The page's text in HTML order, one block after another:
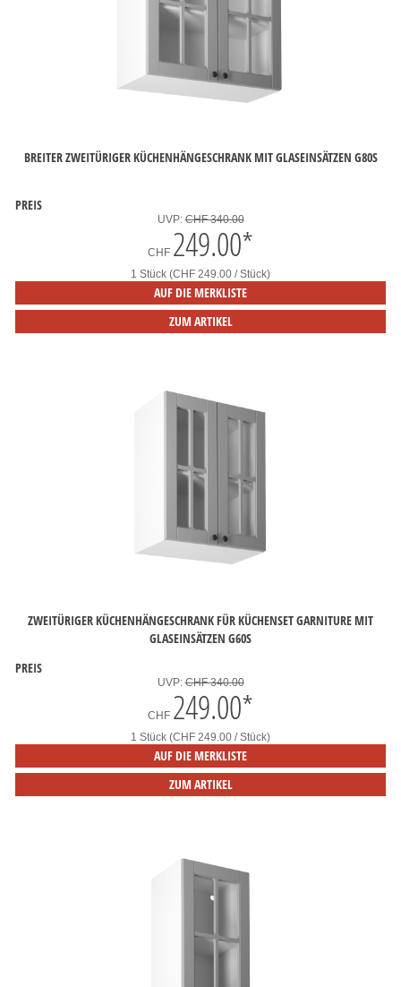
BREITER ZWEITÜRIGER KÜCHENHÄNGESCHRANK MIT GLASEINSÄTZEN G80S
PREIS
UVP:CHF 340.00
CHF 249.00*
1 Stück (CHF 249.00 / Stück)
AUF DIE MERKLISTE
ZUM ARTIKEL
ZWEITÜRIGER KÜCHENHÄNGESCHRANK FÜR KÜCHENSET GARNITURE MIT
GLASEINSÄTZEN G60S
PREIS
UVP:CHF 340.00
CHF 249.00*
1 Stück (CHF 249.00 / Stück)
AUF DIE MERKLISTE
ZUM ARTIKEL